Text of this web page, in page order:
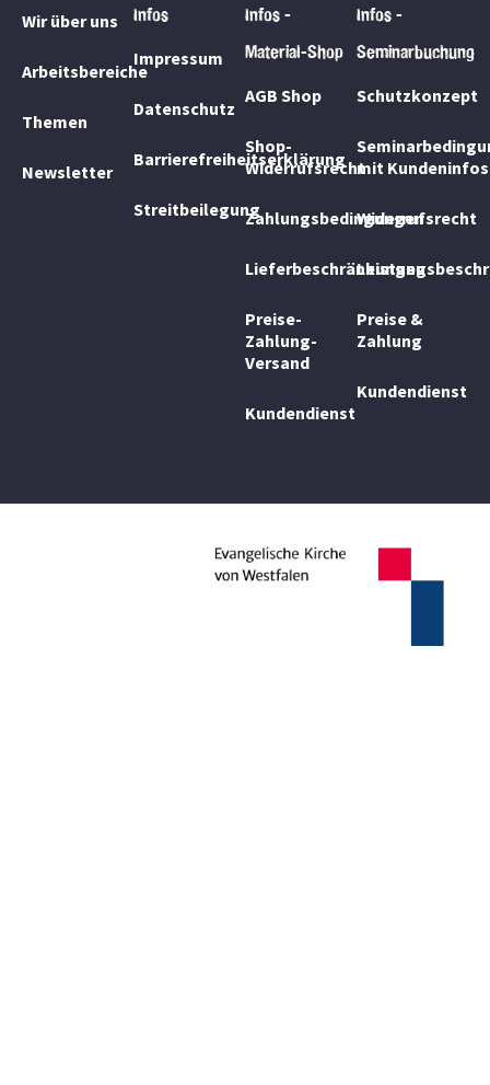
Wir über uns
Arbeitsbereiche
Themen
Newsletter
Infos
Impressum
Datenschutz
Barrierefreiheitserklärung
Streitbeilegung
Infos -
Material-Shop
AGB Shop
Shop-
Widerrufsrecht
Zahlungsbedingungen
Lieferbeschränkungen
Preise-
Zahlung-
Versand
Kundendienst
Infos -
Seminarbuchung
Schutzkonzept
mit Kundeninfos
Widerrufsrecht
Preise &
Zahlung
Kundendienst